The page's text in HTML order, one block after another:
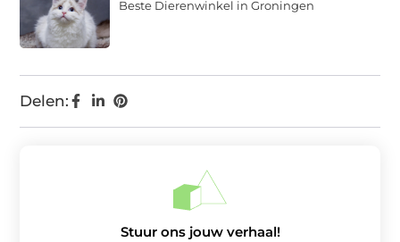
Delen:
Beste Dierenwinkel in Groningen
Stuur ons jouw verhaal!